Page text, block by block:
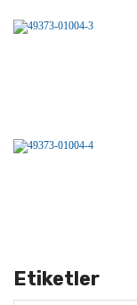
Etiketler